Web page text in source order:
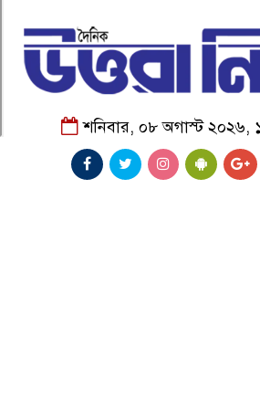
শনিবার, ০৮ অগাস্ট ২০২৬,